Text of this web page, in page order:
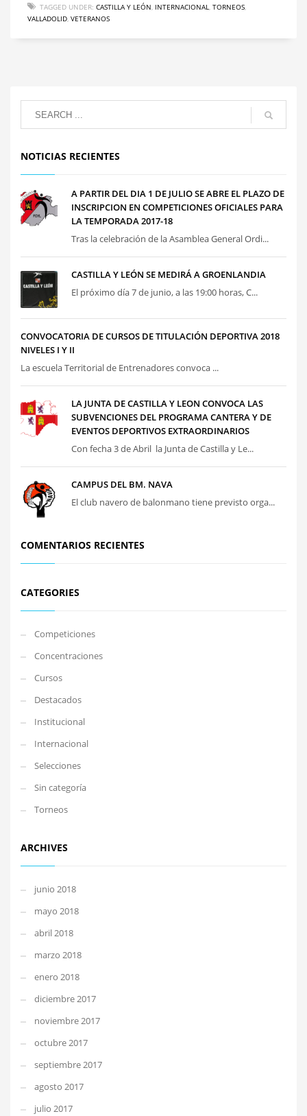
TAGGED UNDER: CASTILLA Y LEÓN INTERNACIONAL TORNEOS
VALLADOLID VETERANOS
NOTICIAS RECIENTES
A PARTIR DEL DIA 1 DE JULIO SE ABRE EL PLAZO DE
INSCRIPCION EN COMPETICIONES OFICIALES PARA
LA TEMPORADA 2017-18
Tras la celebración de la Asamblea General Ordi...
CASTILLA Y LEÓN SE MEDIRÁ A GROENLANDIA
El próximo día 7 de junio, a las 19:00 horas, C...
CONVOCATORIA DE CURSOS DE TITULACIÓN DEPORTIVA 2018
NIVELES I Y II
La escuela Territorial de Entrenadores convoca ...
LA JUNTA DE CASTILLA Y LEON CONVOCA LAS
SUBVENCIONES DEL PROGRAMA CANTERA Y DE
EVENTOS DEPORTIVOS EXTRAORDINARIOS
Con fecha 3 de Abril la Junta de Castilla y Le...
CAMPUS DEL BM. NAVA
El club navero de balonmano tiene previsto orga...
COMENTARIOS RECIENTES
CATEGORIES
Competiciones
Concentraciones
Cursos
Destacados
Institucional
Internacional
Selecciones
Sin categoría
Torneos
ARCHIVES
junio 2018
mayo 2018
abril 2018
marzo 2018
enero 2018
diciembre 2017
noviembre 2017
octubre 2017
septiembre 2017
agosto 2017
julio 2017